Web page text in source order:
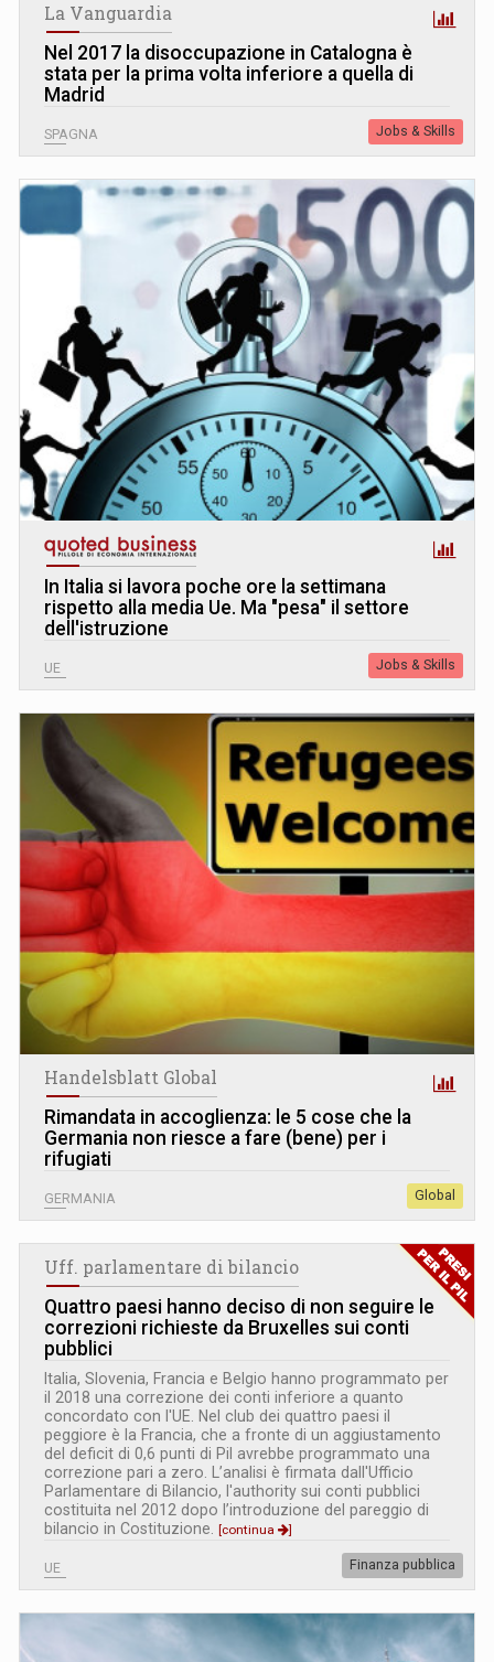
La Vanguardia
Nel 2017 la disoccupazione in Catalogna è
stata per la prima volta inferiore a quella di
Madrid
SPAGNA Jobs & Skills
In Italia si lavora poche ore la settimana
rispetto alla media Ue. Ma "pesa" il settore
dell'istruzione
UE Jobs & Skills
Handelsblatt Global
Rimandata in accoglienza: le 5 cose che la
Germania non riesce a fare (bene) per i
rifugiati
GERMANIA Global
Uff. parlamentare di bilancio
Quattro paesi hanno deciso di non seguire le
correzioni richieste da Bruxelles sui conti
pubblici
Italia, Slovenia, Francia e Belgio hanno programmato per
il 2018 una correzione dei conti inferiore a quanto
concordato con l'UE. Nel club dei quattro paesi il
peggiore è la Francia, che a fronte di un aggiustamento
del deficit di 0,6 punti di Pil avrebbe programmato una
correzione pari a zero. L’analisi è firmata dall'Ufficio
Parlamentare di Bilancio, l'authority sui conti pubblici
costituita nel 2012 dopo l’introduzione del pareggio di
bilancio in Costituzione. [continua ]
UE Finanza pubblica